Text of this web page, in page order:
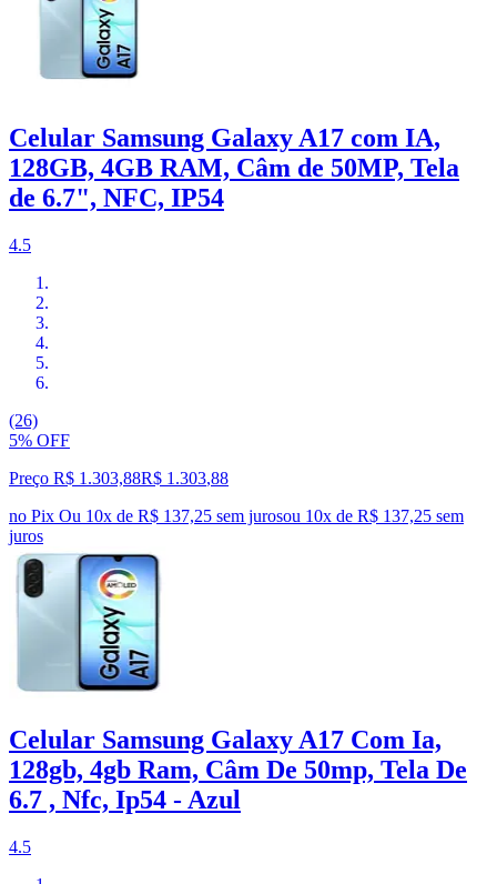
Celular Samsung Galaxy A17 com IA,
128GB, 4GB RAM, Câm de 50MP, Tela
de 6.7", NFC, IP54
4.5
(26)
5% OFF
Preço R$ 1.303,88R$ 1.303,88
no Pix Ou 10x de R$ 137,25 sem jurosou 10x de R$ 137,25 sem
juros
Celular Samsung Galaxy A17 Com Ia,
128gb, 4gb Ram, Câm De 50mp, Tela De
6.7 , Nfc, Ip54 - Azul
4.5